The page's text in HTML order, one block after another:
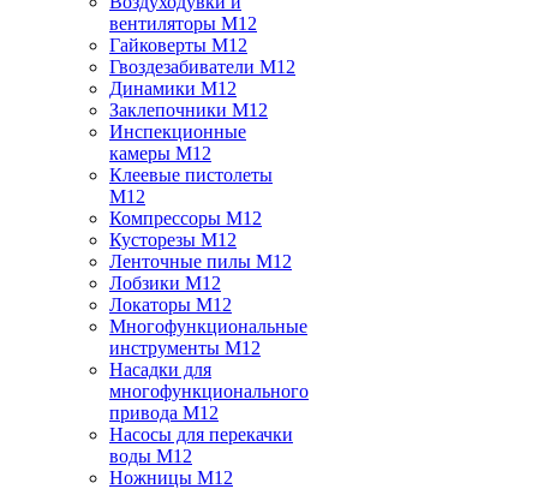
вентиляторы M12
Гайковерты M12
Гвоздезабиватели M12
Динамики M12
Заклепочники M12
Инспекционные
камеры M12
Клеевые пистолеты
M12
Компрессоры M12
Кусторезы M12
Ленточные пилы M12
Лобзики M12
Локаторы M12
Многофункциональные
инструменты M12
Насадки для
многофункционального
привода M12
Насосы для перекачки
воды M12
Ножницы M12